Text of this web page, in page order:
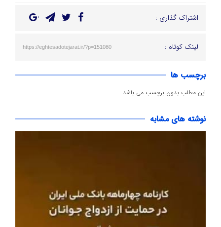
اشتراک گذاری :
لینک کوتاه : https://eghtesadotejarat.ir/?p=151080
برچسب ها
این مطلب بدون برچسب می باشد.
نوشته های مشابه